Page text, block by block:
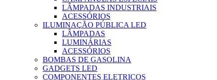
LÂMPADAS INDUSTRIAIS
ACESSÓRIOS
ILUMINAÇÃO PÚBLICA LED
LÂMPADAS
LUMINÁRIAS
ACESSÓRIOS
BOMBAS DE GASOLINA
GADGETS LED
COMPONENTES ELETRICOS